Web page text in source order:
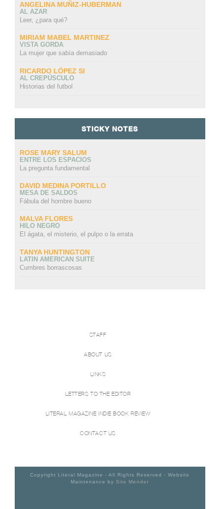
ANGELINA MUÑIZ-HUBERMAN
AL AZAR
Leer, ¿para qué?
MIRIAM MABEL MARTINEZ
VISTA GORDA
La mujer que sabía demasiado
RICARDO LÓPEZ SI
AL CREPÚSCULO
Historias del futbol
STICKY NOTES
ROSE MARY SALUM
ENTRE LOS ESPACIOS
La pregunta fundamental
DAVID MEDINA PORTILLO
MESA DE SALDOS
Fábula del hombre bueno
MALVA FLORES
HILO NEGRO
El ágata, el misterio, el pulpo o la errata
TANYA HUNTINGTON
LATIN AMERICAN SUITE
Cumbres borrascosas
STAFF
ABOUT US
LINKS
LETTERS TO THE EDITOR
LITERAL MAGAZINE INDIE BOOK REVIEW
CONTACT US
Copyright Literal Magazine - All Rights Reserved - Website
Maintenance bySite Mender